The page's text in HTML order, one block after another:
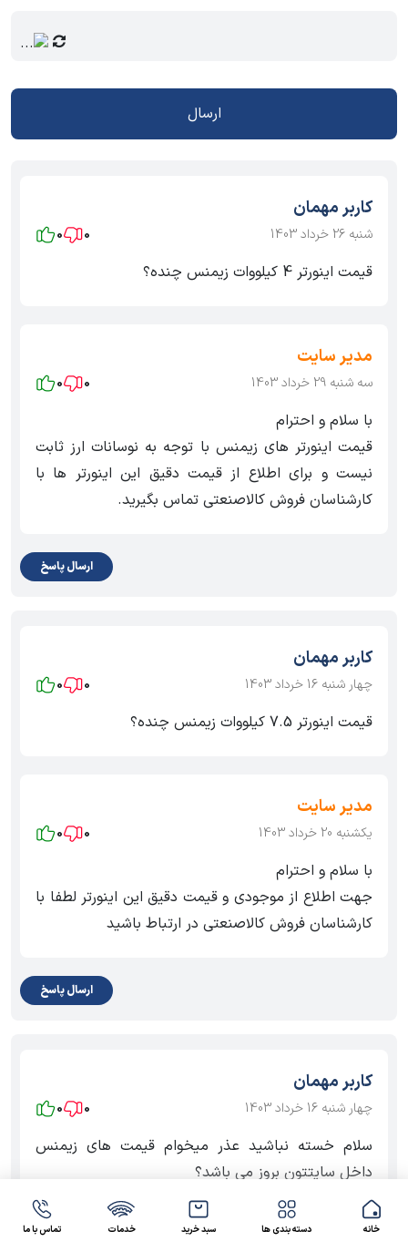
ارسال
کاربر مهمان
شنبه 26 خرداد 1403 0
0
قیمت اینورتر 4 کیلووات زیمنس چنده؟
مدیر سایت
سه شنبه 29 خرداد 1403 0
0
با سلام و احترام
قیمت اینورتر های زیمنس با توجه به نوسانات ارز ثابت
نیست و برای اطلاع از قیمت دقیق این اینورتر ها با
کارشناسان فروش کالاصنعتی تماس بگیرید.
ارسال پاسخ
کاربر مهمان
چهار شنبه 16 خرداد 1403 0
0
قیمت اینورتر 7.5 کیلووات زیمنس چنده؟
مدیر سایت
یکشنبه 20 خرداد 1403 0
0
با سلام و احترام
جهت اطلاع از موجودی و قیمت دقیق این اینورتر لطفا با
کارشناسان فروش کالاصنعتی در ارتباط باشید
ارسال پاسخ
کاربر مهمان
چهار شنبه 16 خرداد 1403 0
0
سلام خسته نباشید عذر میخوام قیمت های زیمنس
داخل سایتتون بروز می باشد؟
خانه دسته بندی ها سبد خرید خدمات تماس با ما